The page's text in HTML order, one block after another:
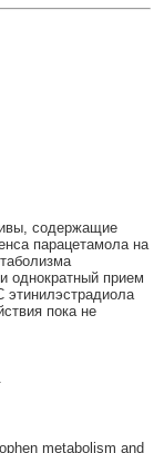
содержащие
парацетамола на
однократный прием
этинилэстрадиола
пока не
metabolism and